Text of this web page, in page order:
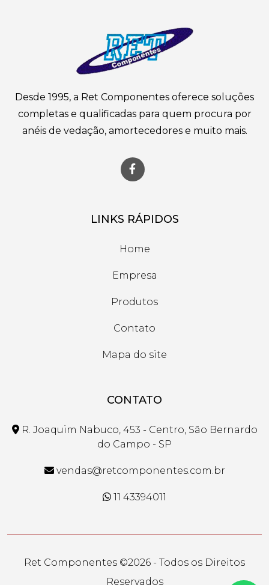
Desde 1995, a Ret Componentes oferece soluções
completas e qualificadas para quem procura por
anéis de vedação, amortecedores e muito mais.
LINKS RÁPIDOS
Home
Empresa
Produtos
Contato
Mapa do site
CONTATO
R. Joaquim Nabuco, 453 - Centro, São Bernardo
do Campo - SP
vendas@retcomponentes.com.br
11 43394011
Ret Componentes ©2026 - Todos os Direitos
Reservados